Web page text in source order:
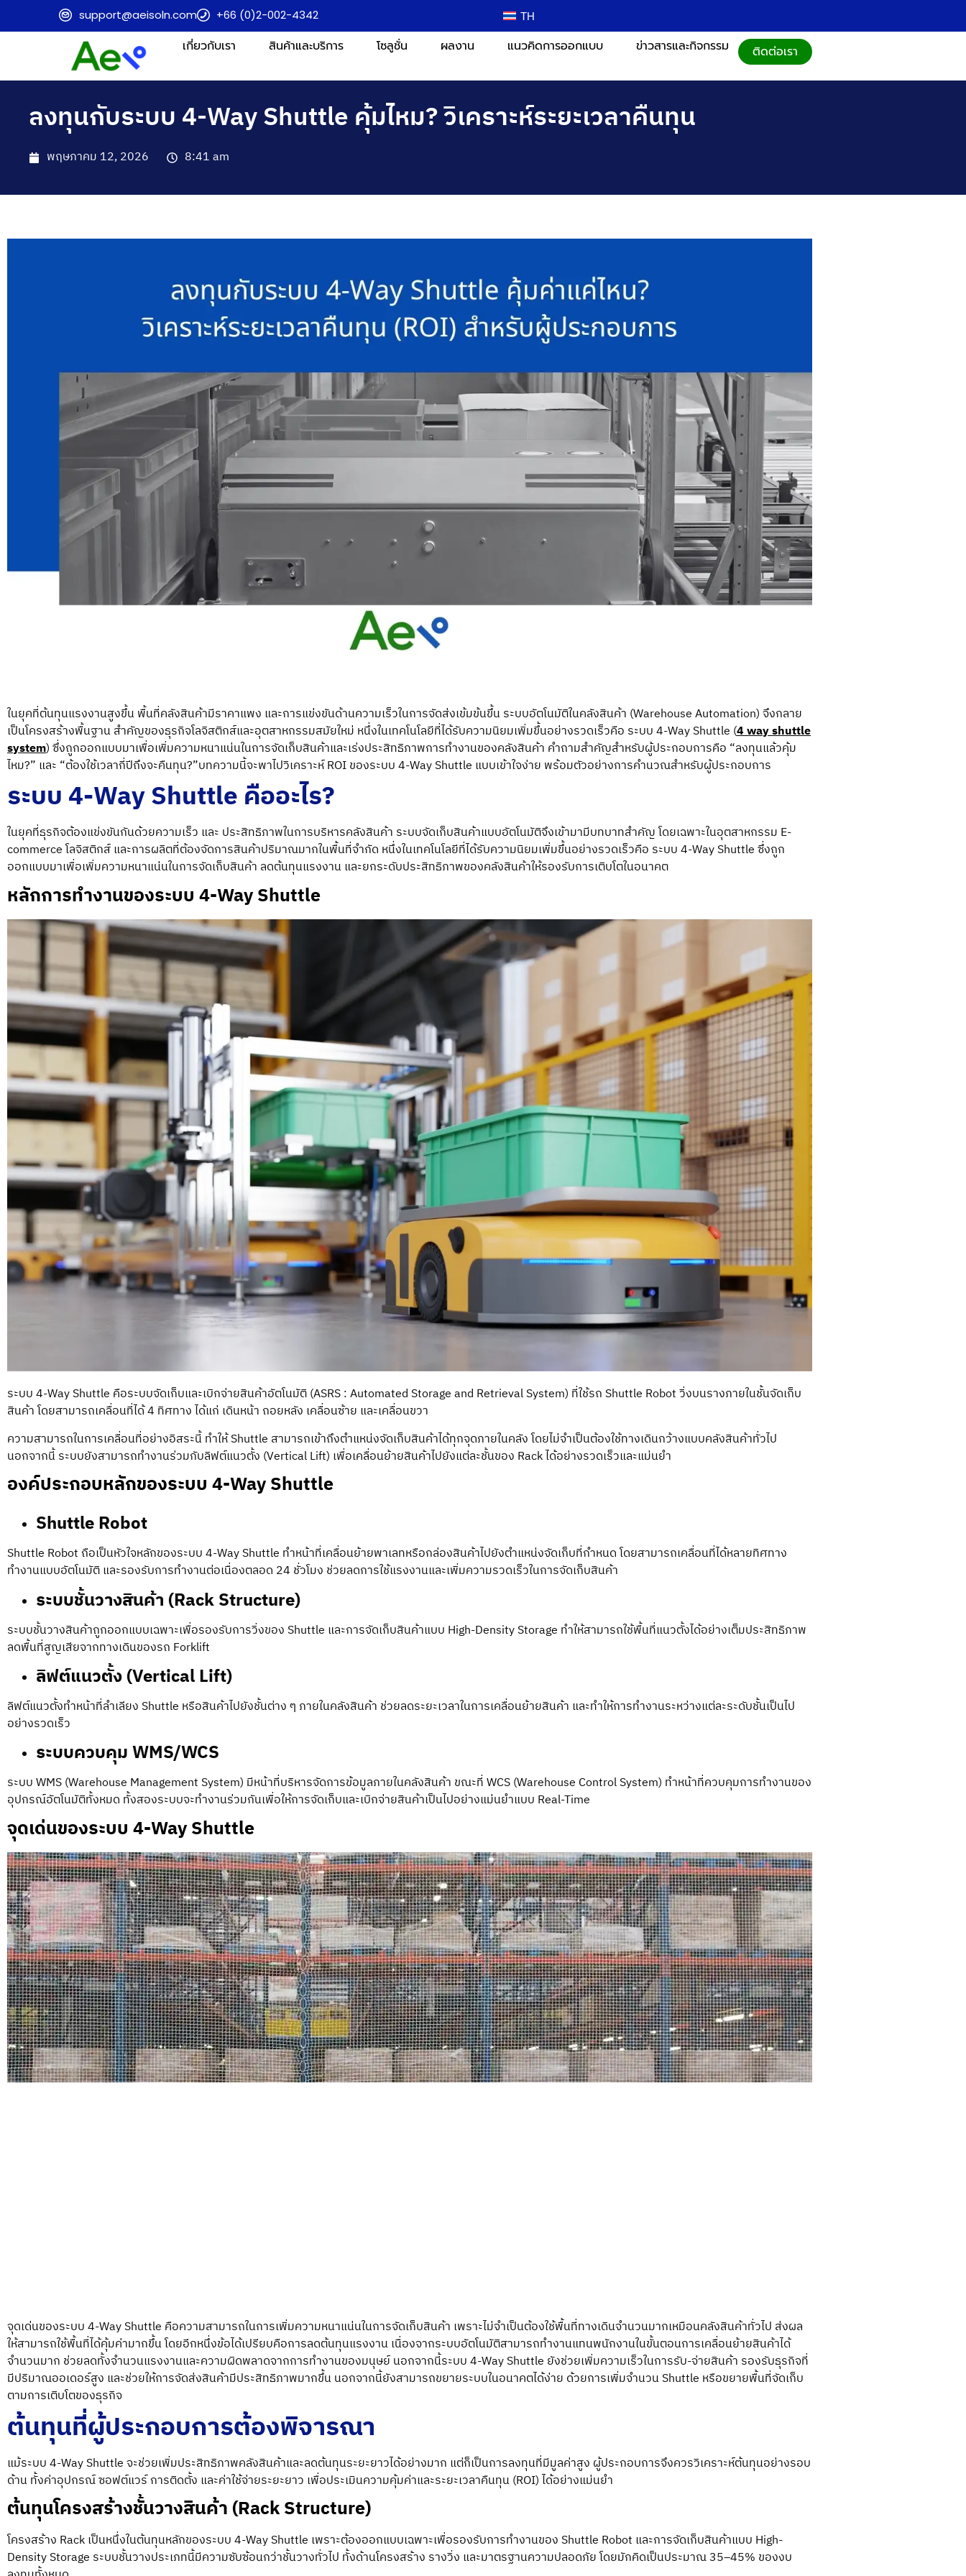
support@aeisoln.com +66 (0)2-002-4342 TH
เกี่ยวกับเรา สินค้าและบริการ โซลูชั่น ผลงาน แนวคิดการออกแบบ ข่าวสารและกิจกรรม ติดต่อเรา
ลงทุนกับระบบ 4-Way Shuttle คุ้มไหม? วิเคราะห์ระยะเวลาคืนทุน
พฤษภาคม 12, 2026 8:41 am
ในยุคที่ต้นทุนแรงงานสูงขึ้น พื้นที่คลังสินค้ามีราคาแพง และการแข่งขันด้านความเร็วในการจัดส่งเข้มข้นขึ้น ระบบอัตโนมัติในคลังสินค้า (Warehouse Automation) จึงกลาย
เป็นโครงสร้างพื้นฐาน สำคัญของธุรกิจโลจิสติกส์และอุตสาหกรรมสมัยใหม่ หนึ่งในเทคโนโลยีที่ได้รับความนิยมเพิ่มขึ้นอย่างรวดเร็วคือ ระบบ 4-Way Shuttle (4 way shuttle
system) ซึ่งถูกออกแบบมาเพื่อเพิ่มความหนาแน่นในการจัดเก็บสินค้าและเร่งประสิทธิภาพการทำงานของคลังสินค้า คำถามสำคัญสำหรับผู้ประกอบการคือ “ลงทุนแล้วคุ้ม
ไหม?” และ “ต้องใช้เวลากี่ปีถึงจะคืนทุน?”บทความนี้จะพาไปวิเคราะห์ ROI ของระบบ 4-Way Shuttle แบบเข้าใจง่าย พร้อมตัวอย่างการคำนวณสำหรับผู้ประกอบการ
ระบบ 4-Way Shuttle คืออะไร?
ในยุคที่ธุรกิจต้องแข่งขันกันด้วยความเร็ว และ ประสิทธิภาพในการบริหารคลังสินค้า ระบบจัดเก็บสินค้าแบบอัตโนมัติจึงเข้ามามีบทบาทสำคัญ โดยเฉพาะในอุตสาหกรรม E-
commerce โลจิสติกส์ และการผลิตที่ต้องจัดการสินค้าปริมาณมากในพื้นที่จำกัด หนึ่งในเทคโนโลยีที่ได้รับความนิยมเพิ่มขึ้นอย่างรวดเร็วคือ ระบบ 4-Way Shuttleซึ่งถูก
ออกแบบมาเพื่อเพิ่มความหนาแน่นในการจัดเก็บสินค้า ลดต้นทุนแรงงาน และยกระดับประสิทธิภาพของคลังสินค้าให้รองรับการเติบโตในอนาคต
หลักการทำงานของระบบ 4-Way Shuttle
ระบบ 4-Way Shuttle คือระบบจัดเก็บและเบิกจ่ายสินค้าอัตโนมัติ (ASRS : Automated Storage and Retrieval System) ที่ใช้รถ Shuttle Robot วิ่งบนรางภายในชั้นจัดเก็บ
สินค้า โดยสามารถเคลื่อนที่ได้ 4 ทิศทาง ได้แก่ เดินหน้า ถอยหลัง เคลื่อนซ้าย และเคลื่อนขวา
ความสามารถในการเคลื่อนที่อย่างอิสระนี้ ทำให้ Shuttle สามารถเข้าถึงตำแหน่งจัดเก็บสินค้าได้ทุกจุดภายในคลัง โดยไม่จำเป็นต้องใช้ทางเดินกว้างแบบคลังสินค้าทั่วไป
นอกจากนี้ ระบบยังสามารถทำงานร่วมกับลิฟต์แนวตั้ง (Vertical Lift) เพื่อเคลื่อนย้ายสินค้าไปยังแต่ละชั้นของ Rack ได้อย่างรวดเร็วและแม่นยำ
องค์ประกอบหลักของระบบ 4-Way Shuttle
Shuttle Robot
Shuttle Robot ถือเป็นหัวใจหลักของระบบ 4-Way Shuttle ทำหน้าที่เคลื่อนย้ายพาเลทหรือกล่องสินค้าไปยังตำแหน่งจัดเก็บที่กำหนด โดยสามารถเคลื่อนที่ได้หลายทิศทาง
ทำงานแบบอัตโนมัติ และรองรับการทำงานต่อเนื่องตลอด 24 ชั่วโมง ช่วยลดการใช้แรงงานและเพิ่มความรวดเร็วในการจัดเก็บสินค้า
ระบบชั้นวางสินค้า (Rack Structure)
ระบบชั้นวางสินค้าถูกออกแบบเฉพาะเพื่อรองรับการวิ่งของ Shuttle และการจัดเก็บสินค้าแบบ High-Density Storage ทำให้สามารถใช้พื้นที่แนวตั้งได้อย่างเต็มประสิทธิภาพ
ลดพื้นที่สูญเสียจากทางเดินของรถ Forklift
ลิฟต์แนวตั้ง (Vertical Lift)
ลิฟต์แนวตั้งทำหน้าที่ลำเลียง Shuttle หรือสินค้าไปยังชั้นต่าง ๆ ภายในคลังสินค้า ช่วยลดระยะเวลาในการเคลื่อนย้ายสินค้า และทำให้การทำงานระหว่างแต่ละระดับชั้นเป็นไป
อย่างรวดเร็ว
ระบบควบคุม WMS/WCS
ระบบ WMS (Warehouse Management System) มีหน้าที่บริหารจัดการข้อมูลภายในคลังสินค้า ขณะที่ WCS (Warehouse Control System) ทำหน้าที่ควบคุมการทำงานของ
อุปกรณ์อัตโนมัติทั้งหมด ทั้งสองระบบจะทำงานร่วมกันเพื่อให้การจัดเก็บและเบิกจ่ายสินค้าเป็นไปอย่างแม่นยำแบบ Real-Time
จุดเด่นของระบบ 4-Way Shuttle
จุดเด่นของระบบ 4-Way Shuttle คือความสามารถในการเพิ่มความหนาแน่นในการจัดเก็บสินค้า เพราะไม่จำเป็นต้องใช้พื้นที่ทางเดินจำนวนมากเหมือนคลังสินค้าทั่วไป ส่งผล
ให้สามารถใช้พื้นที่ได้คุ้มค่ามากขึ้น โดยอีกหนึ่งข้อได้เปรียบคือการลดต้นทุนแรงงาน เนื่องจากระบบอัตโนมัติสามารถทำงานแทนพนักงานในขั้นตอนการเคลื่อนย้ายสินค้าได้
จำนวนมาก ช่วยลดทั้งจำนวนแรงงานและความผิดพลาดจากการทำงานของมนุษย์ นอกจากนี้ระบบ 4-Way Shuttle ยังช่วยเพิ่มความเร็วในการรับ-จ่ายสินค้า รองรับธุรกิจที่
มีปริมาณออเดอร์สูง และช่วยให้การจัดส่งสินค้ามีประสิทธิภาพมากขึ้น นอกจากนี้ยังสามารถขยายระบบในอนาคตได้ง่าย ด้วยการเพิ่มจำนวน Shuttle หรือขยายพื้นที่จัดเก็บ
ตามการเติบโตของธุรกิจ
ต้นทุนที่ผู้ประกอบการต้องพิจารณา
แม้ระบบ 4-Way Shuttleจะช่วยเพิ่มประสิทธิภาพคลังสินค้าและลดต้นทุนระยะยาวได้อย่างมาก แต่ก็เป็นการลงทุนที่มีมูลค่าสูง ผู้ประกอบการจึงควรวิเคราะห์ต้นทุนอย่างรอบ
ด้าน ทั้งค่าอุปกรณ์ ซอฟต์แวร์ การติดตั้ง และค่าใช้จ่ายระยะยาว เพื่อประเมินความคุ้มค่าและระยะเวลาคืนทุน (ROI) ได้อย่างแม่นยำ
ต้นทุนโครงสร้างชั้นวางสินค้า (Rack Structure)
โครงสร้าง Rack เป็นหนึ่งในต้นทุนหลักของระบบ 4-Way Shuttle เพราะต้องออกแบบเฉพาะเพื่อรองรับการทำงานของ Shuttle Robot และการจัดเก็บสินค้าแบบ High-
Density Storage ระบบชั้นวางประเภทนี้มีความซับซ้อนกว่าชั้นวางทั่วไป ทั้งด้านโครงสร้าง รางวิ่ง และมาตรฐานความปลอดภัย โดยมักคิดเป็นประมาณ 35–45% ของงบ